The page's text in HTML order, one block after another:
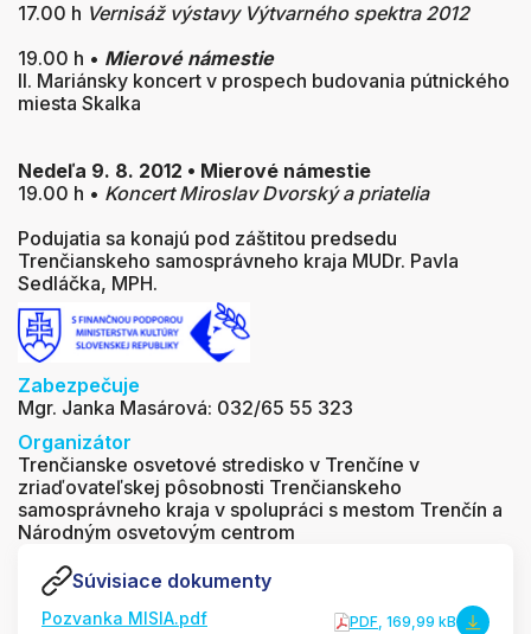
17.00 h Vernisáž výstavy Výtvarného spektra 2012
19.00 h • Mierové námestie
II. Mariánsky koncert v prospech budovania pútnického
miesta Skalka
Nedeľa 9. 8. 2012 • Mierové námestie
19.00 h • Koncert Miroslav Dvorský a priatelia
Podujatia sa konajú pod záštitou predsedu
Trenčianskeho samosprávneho kraja MUDr. Pavla
Sedláčka, MPH.
Zabezpečuje
Mgr. Janka Masárová: 032/65 55 323
Organizátor
Trenčianske osvetové stredisko v Trenčíne v
zriaďovateľskej pôsobnosti Trenčianskeho
samosprávneho kraja v spolupráci s mestom Trenčín a
Národným osvetovým centrom
Súvisiace dokumenty
Pozvanka MISIA.pdf PDF, 169,99 kB